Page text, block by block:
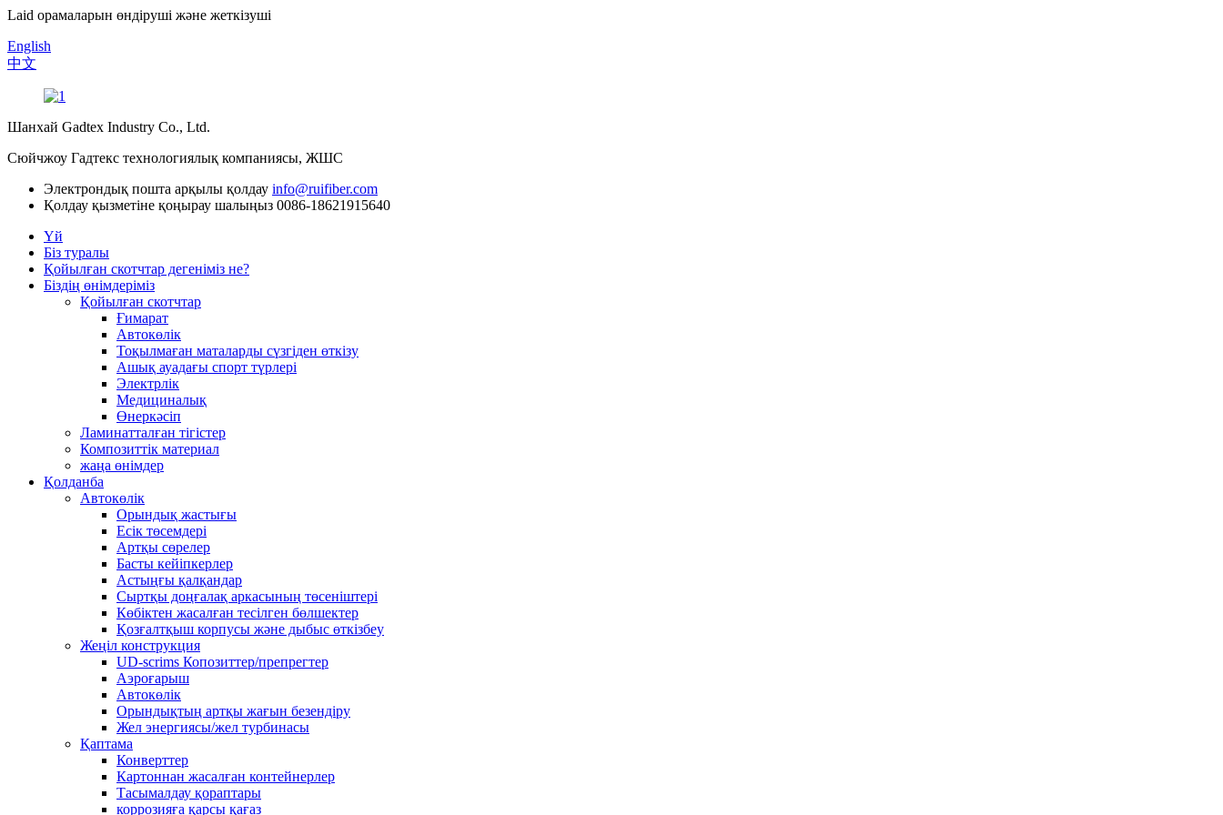
Laid орамаларын өндіруші және жеткізуші
English
中文
Шанхай Gadtex Industry Co., Ltd.
Сюйчжоу Гадтекс технологиялық компаниясы, ЖШС
Электрондық пошта арқылы қолдау info@ruifiber.com
Қолдау қызметіне қоңырау шалыңыз 0086-18621915640
Үй
Біз туралы
Қойылған скотчтар дегеніміз не?
Біздің өнімдеріміз
Қойылған скотчтар
Ғимарат
Автокөлік
Тоқылмаған маталарды сүзгіден өткізу
Ашық ауадағы спорт түрлері
Электрлік
Медициналық
Өнеркәсіп
Ламинатталған тігістер
Композиттік материал
жаңа өнімдер
Қолданба
Автокөлік
Орындық жастығы
Есік төсемдері
Артқы сөрелер
Басты кейіпкерлер
Астыңғы қалқандар
Сыртқы доңғалақ аркасының төсеніштері
Көбіктен жасалған тесілген бөлшектер
Қозғалтқыш корпусы және дыбыс өткізбеу
Жеңіл конструкция
UD-scrims Копозиттер/препрегтер
Аэроғарыш
Автокөлік
Орындықтың артқы жағын безендіру
Жел энергиясы/жел турбинасы
Қаптама
Конверттер
Картоннан жасалған контейнерлер
Тасымалдау қораптары
коррозияға қарсы қағаз